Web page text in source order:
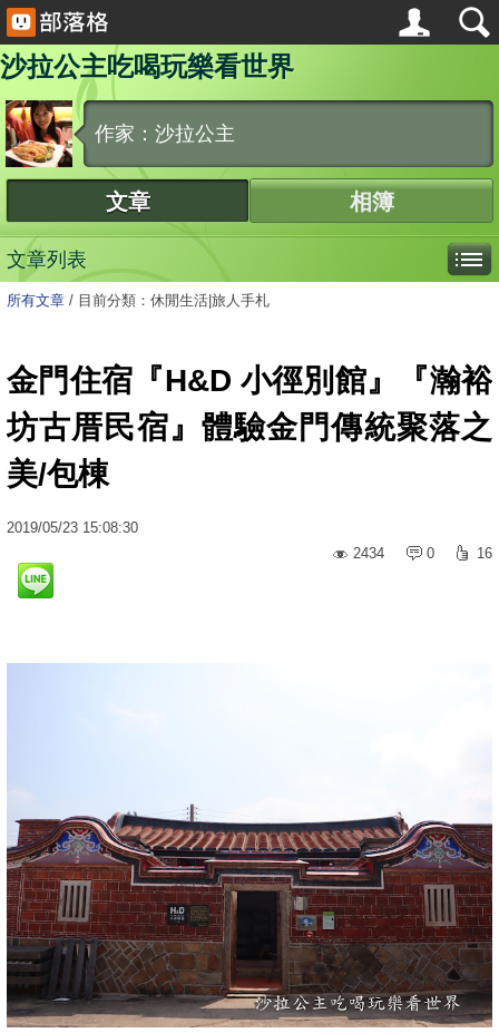
沙拉公主吃喝玩樂看世界
作家：沙拉公主
文章 相簿
文章列表
所有文章 / 目前分類：休閒生活|旅人手札
金門住宿『H&D 小徑別館』『瀚裕
坊古厝民宿』體驗金門傳統聚落之
美/包棟
2019/05/23 15:08:30
2434
0 16